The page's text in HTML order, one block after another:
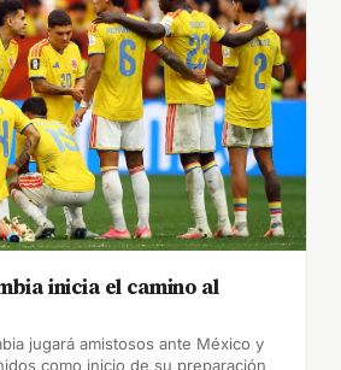
inicia el camino al
jugará amistosos ante México y
como inicio de su preparación